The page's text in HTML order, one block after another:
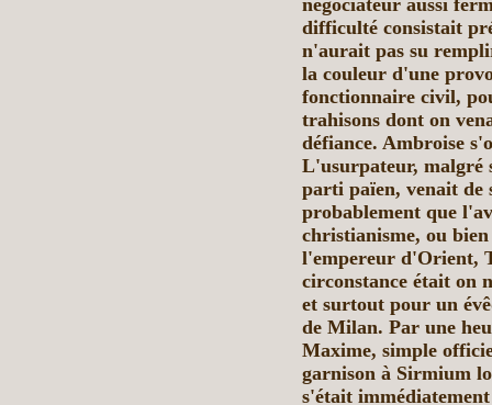
difficulté consistait
n'aurait pas su
la couleur d'une
fonctionnaire civil,
trahisons dont on
défiance. Ambroise
L'usurpateur, malgré
parti païen, venait de
probablement que
christianisme, ou
l'empereur d'Orient,
circonstance était on
et surtout pour un
de Milan. Par une
Maxime, simple
garnison à Sirmium
s'était